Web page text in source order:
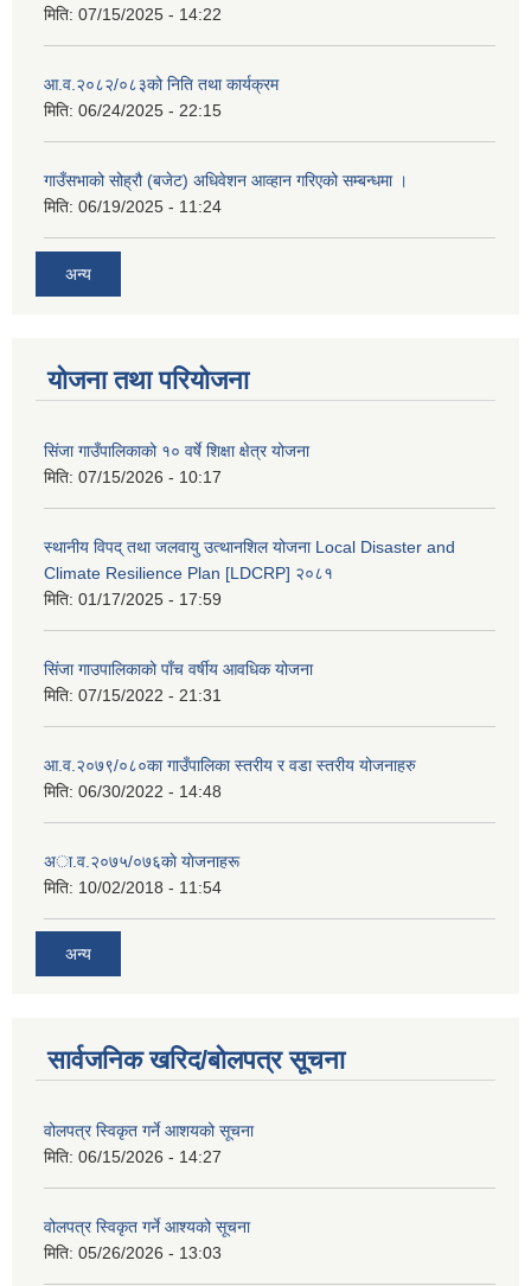
मिति: 07/15/2025 - 14:22
आ.व.२०८२/०८३को निति तथा कार्यक्रम
मिति: 06/24/2025 - 22:15
गाउँसभाको सोह्रौ (बजेट) अधिवेशन आव्हान गरिएको सम्बन्धमा ।
मिति: 06/19/2025 - 11:24
अन्य
योजना तथा परियोजना
सिंजा गाउँपालिकाको १० वर्षे शिक्षा क्षेत्र योजना
मिति: 07/15/2026 - 10:17
स्थानीय विपद् तथा जलवायु उत्थानशिल योजना Local Disaster and
Climate Resilience Plan [LDCRP] २०८१
मिति: 01/17/2025 - 17:59
सिंजा गाउपालिकाको पाँच वर्षीय आवधिक योजना
मिति: 07/15/2022 - 21:31
आ.व.२०७९/०८०का गाउँपालिका स्तरीय र वडा स्तरीय योजनाहरु
मिति: 06/30/2022 - 14:48
अा‍‍.व.२०७५/०७६काे याेजनाहरू
मिति: 10/02/2018 - 11:54
अन्य
सार्वजनिक खरिद/बोलपत्र सूचना
वोलपत्र स्विकृत गर्ने आशयको सूचना
मिति: 06/15/2026 - 14:27
वोलपत्र स्विकृत गर्ने आश्यको सूचना
मिति: 05/26/2026 - 13:03